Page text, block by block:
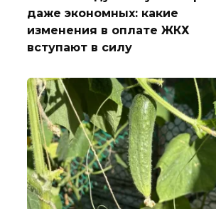
даже экономных: какие
изменения в оплате ЖКХ
вступают в силу